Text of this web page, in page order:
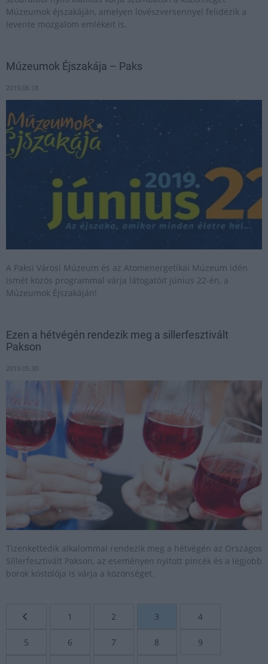
Múzeumok éjszakáján, amelyen lövészversennyel felidézik a
levente mozgalom emlékeit is.
Múzeumok Éjszakája – Paks
2019.06.18
A Paksi Városi Múzeum és az Atomenergetikai Múzeum idén
ismét közös programmal várja látogatóit június 22-én, a
Múzeumok Éjszakáján!
Ezen a hétvégén rendezik meg a sillerfesztivált
Pakson
2019.05.30
Tizenkettedik alkalommal rendezik meg a hétvégén az Országos
Sillerfesztivált Pakson, az eseményen nyitott pincék és a legjobb
borok kóstolója is várja a közönséget.
1 2 3 4
5 6 7 8 9